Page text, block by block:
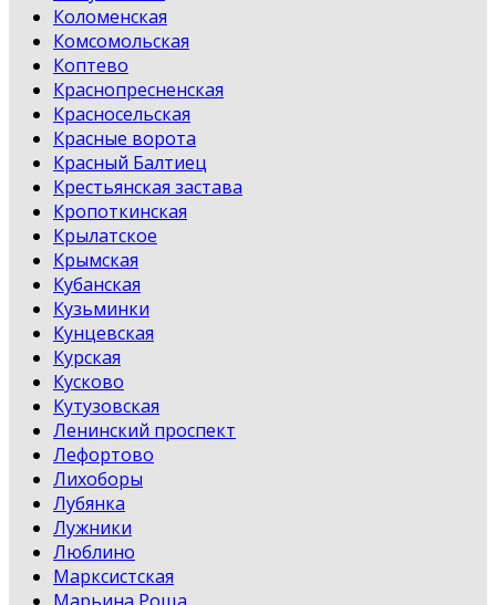
Коломенская
Комсомольская
Коптево
Краснопресненская
Красносельская
Красные ворота
Красный Балтиец
Крестьянская застава
Кропоткинская
Крылатское
Крымская
Кубанская
Кузьминки
Кунцевская
Курская
Кусково
Кутузовская
Ленинский проспект
Лефортово
Лихоборы
Лубянка
Лужники
Люблино
Марксистская